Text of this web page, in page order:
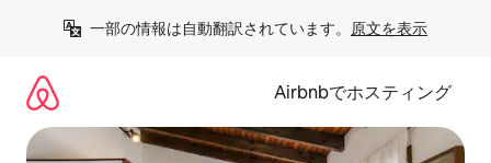
一部の情報は自動翻訳されています。 原文を表示
Airbnbでホスティング